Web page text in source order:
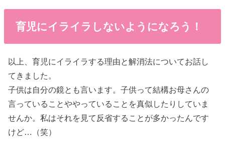
育児にイライラしないようになろう！
以上、育児にイライラする理由と解消法についてお話し
てきました。
子供は自分の鏡とも言います。子供って結構お母さんの
言っていることややっていることを真似したりしていま
せんか。私はそれを見て反省することが多かったんです
けど…（笑）